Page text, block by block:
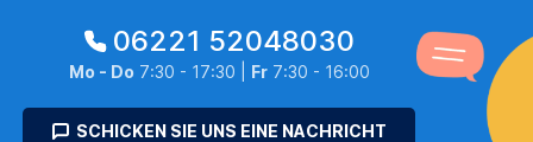
06221 52048030
Mo - Do 7:30 - 17:30 | Fr7:30 - 16:00
SCHICKEN SIE UNS EINE NACHRICHT